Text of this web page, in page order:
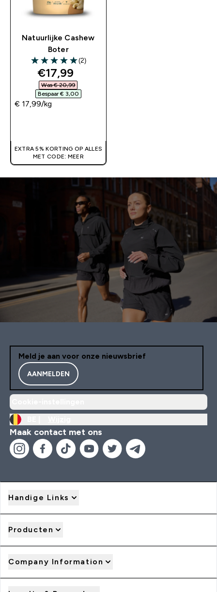
Natuurlijke Cashew
Boter
5 out of 5 stars
(2)
discounted price
€17,99‎
Was € 20,99‎
Bespaar € 3,00‎
€ 17,99‎/kg
EXTRA 5% KORTING OP ALLES
MET CODE: MEER
Meld je aan voor onze nieuwsbrief
AANMELDEN
Maak contact met ons
Handige Links
Producten
Company Information